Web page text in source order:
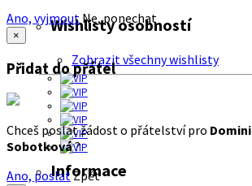
Wishlisty osobností
Zobrazit všechny wishlisty
Informace
Ano, vyjmout Ne, ponechat
×
Přidat do přátel
Chceš poslat žádost o přátelství pro
Sobotková?
Ano, poslatZpět